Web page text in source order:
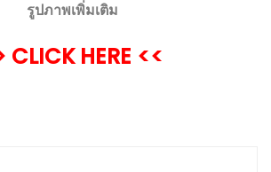
รูปภาพเพิ่มเติม
CLICK HERE <<